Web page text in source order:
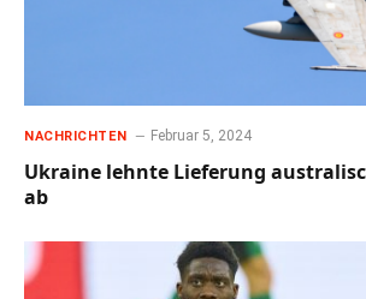
NACHRICHTEN Februar 5, 2024
Ukraine lehnte Lieferung
ab